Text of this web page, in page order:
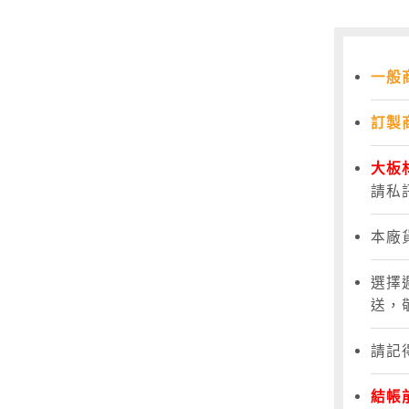
一般
訂製
大板
請私
本廠
選擇
送，
請記
結帳